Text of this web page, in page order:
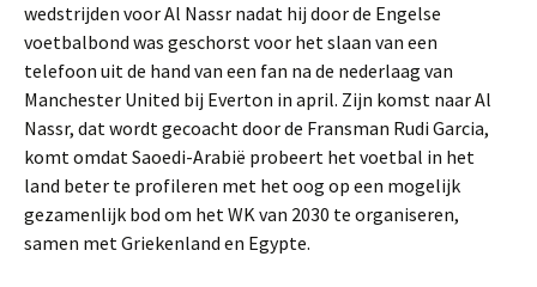
wedstrijden voor Al Nassr nadat hij door de Engelse
voetbalbond was geschorst voor het slaan van een
telefoon uit de hand van een fan na de nederlaag van
Manchester United bij Everton in april. Zijn komst naar Al
Nassr, dat wordt gecoacht door de Fransman Rudi Garcia,
komt omdat Saoedi-Arabië probeert het voetbal in het
land beter te profileren met het oog op een mogelijk
gezamenlijk bod om het WK van 2030 te organiseren,
samen met Griekenland en Egypte.